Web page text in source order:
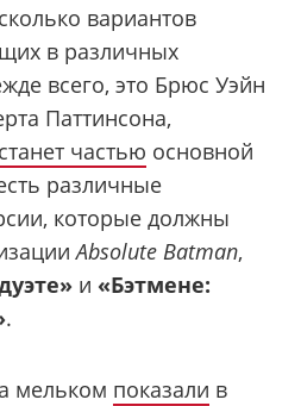
вариантов
в различных
всего, это Брюс Уэйн
Паттинсона,
частью основной
различные
которые должны
Absolute Batman,
и «Бэтмене:
.
мельком показали в